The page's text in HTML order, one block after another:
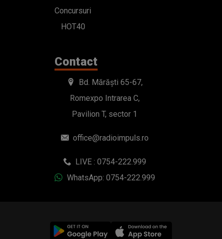
Concursuri
HOT40
Contact
Bd. Mărăști 65-67,
Romexpo Intrarea C,
Pavilion T, sector 1
office@radioimpuls.ro
LIVE : 0754-222.999
WhatsApp: 0754-222.999